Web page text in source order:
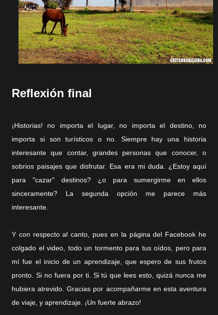
Reflexión final
¡Historias! no importa el lugar, no importa el destino, no
importa si son turísticos o no. Siempre hay una historia
interesante que contar, grandes personas que conocer, o
sobrios paisajes que disfrutar. Esa era mi duda. ¿Estoy aquí
para "cazar" destinos? ¿o para sumergirme en ellos
sinceramente? La segunda opción me parece más
interesante.
Y con respecto al canto, pues en la página del Facebook he
colgado el video, todo un tormento para tus oídos, pero para
mí fue el inicio de un aprendizaje, que espero de sus frutos
pronto. Si no fuera por ti. Si tú que lees esto, quizá nunca me
hubiera atrevido. Gracias por acompañarme en esta aventura
de viaje, y aprendizaje. ¡Un fuerte abrazo!